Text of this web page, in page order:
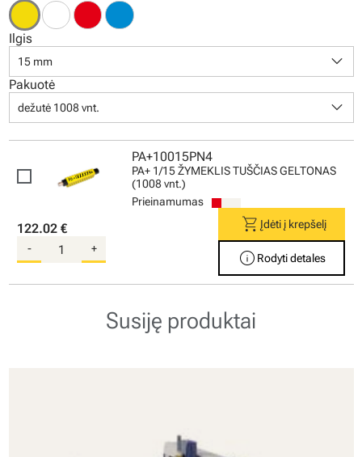
Ilgis
15 mm keyboard_arrow_down
Pakuotė
dežutė 1008 vnt. keyboard_arrow_down
PA+10015PN4
PA+ 1/15 ŽYMEKLIS TUŠČIAS GELTONAS
(1008 vnt.)
Prieinamumas
122.02 €
- +
shopping_cartĮdėti į krepšelį
info Rodyti detales
Susiję produktai